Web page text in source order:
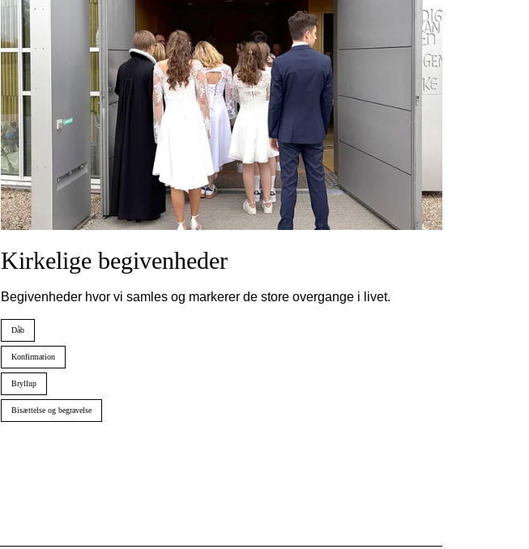
Kirkelige begivenheder
Begivenheder hvor vi samles og markerer de store overgange i livet.
Dåb
Konfirmation
Bryllup
Bisættelse og begravelse